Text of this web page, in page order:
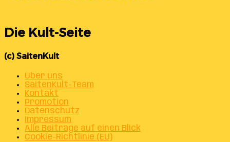
Die Kult-Seite
(c) SaitenKult
Über uns
SaitenKult-Team
Kontakt
Promotion
Datenschutz
Impressum
Alle Beiträge auf einen Blick
Cookie-Richtlinie (EU)